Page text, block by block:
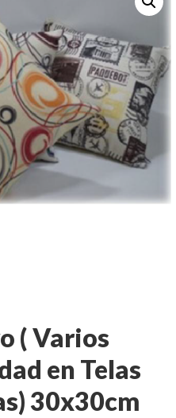
( Varios
en Telas
30x30cm